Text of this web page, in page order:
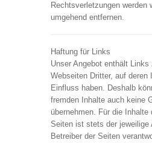
Rechtsverletzungen werden
umgehend entfernen.
Haftung für Links
Unser Angebot enthält Links
Webseiten Dritter, auf deren
Einfluss haben. Deshalb
fremden Inhalte auch keine
übernehmen. Für die Inhalte
Seiten ist stets der jeweilige
Betreiber der Seiten